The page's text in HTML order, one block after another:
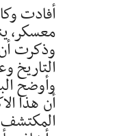
أفادت
معسكر،
وذكرت
التاريخ
وأوضح
أن هذا
المكتشف